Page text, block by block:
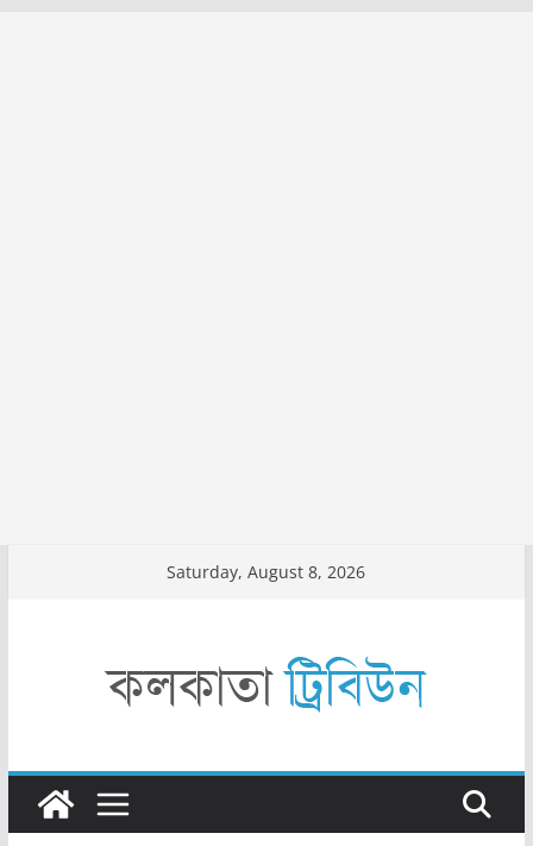
Saturday, August 8, 2026